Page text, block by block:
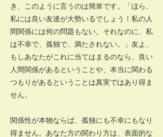
き、このように言うのは簡単です。「ほら、
私には良い友達が大勢いるでしょう！私の人
間関係には何の問題もない。それなのに、私
は不幸で、孤独で、満たされない。」友よ、
もしあなたがこれに当てはまるのなら、良い
人間関係があるということや、本当に関わる
つもりがあるということは真実ではあり得ま
せん。
関係性が本物ならば、孤独にも不幸にもなり
得ません。あなた方の関わり方は、表面的な